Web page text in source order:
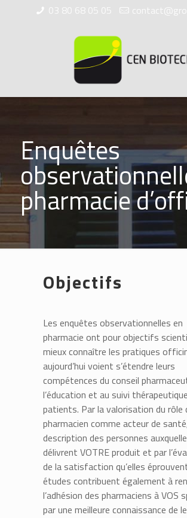
03 80 68 05 05
Enquêtes
pharmacie
Objectifs
Les enquêtes observationnelles en
pharmacie ont pour objectifs
mieux connaître les pratiques
aujourd’hui voient s’étendre leurs
compétences du conseil
l’éducation et au suivi
patients. Par la valorisation du rôle
pharmacien comme acteur de
description des personnes
délivrent VOTRE produit et par
de la satisfaction qu’elles
études contribuent également à
l’adhésion des pharmaciens à VOS
par une meilleure connaissance de